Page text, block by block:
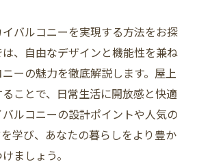
バルコニーを実現する方法をお探
、自由なデザインと機能性を兼ね
ーの魅力を徹底解説します。屋上
ことで、日常生活に開放感と快適
ルコニーの設計ポイントや人気の
学び、あなたの暮らしをより豊か
ましょう。